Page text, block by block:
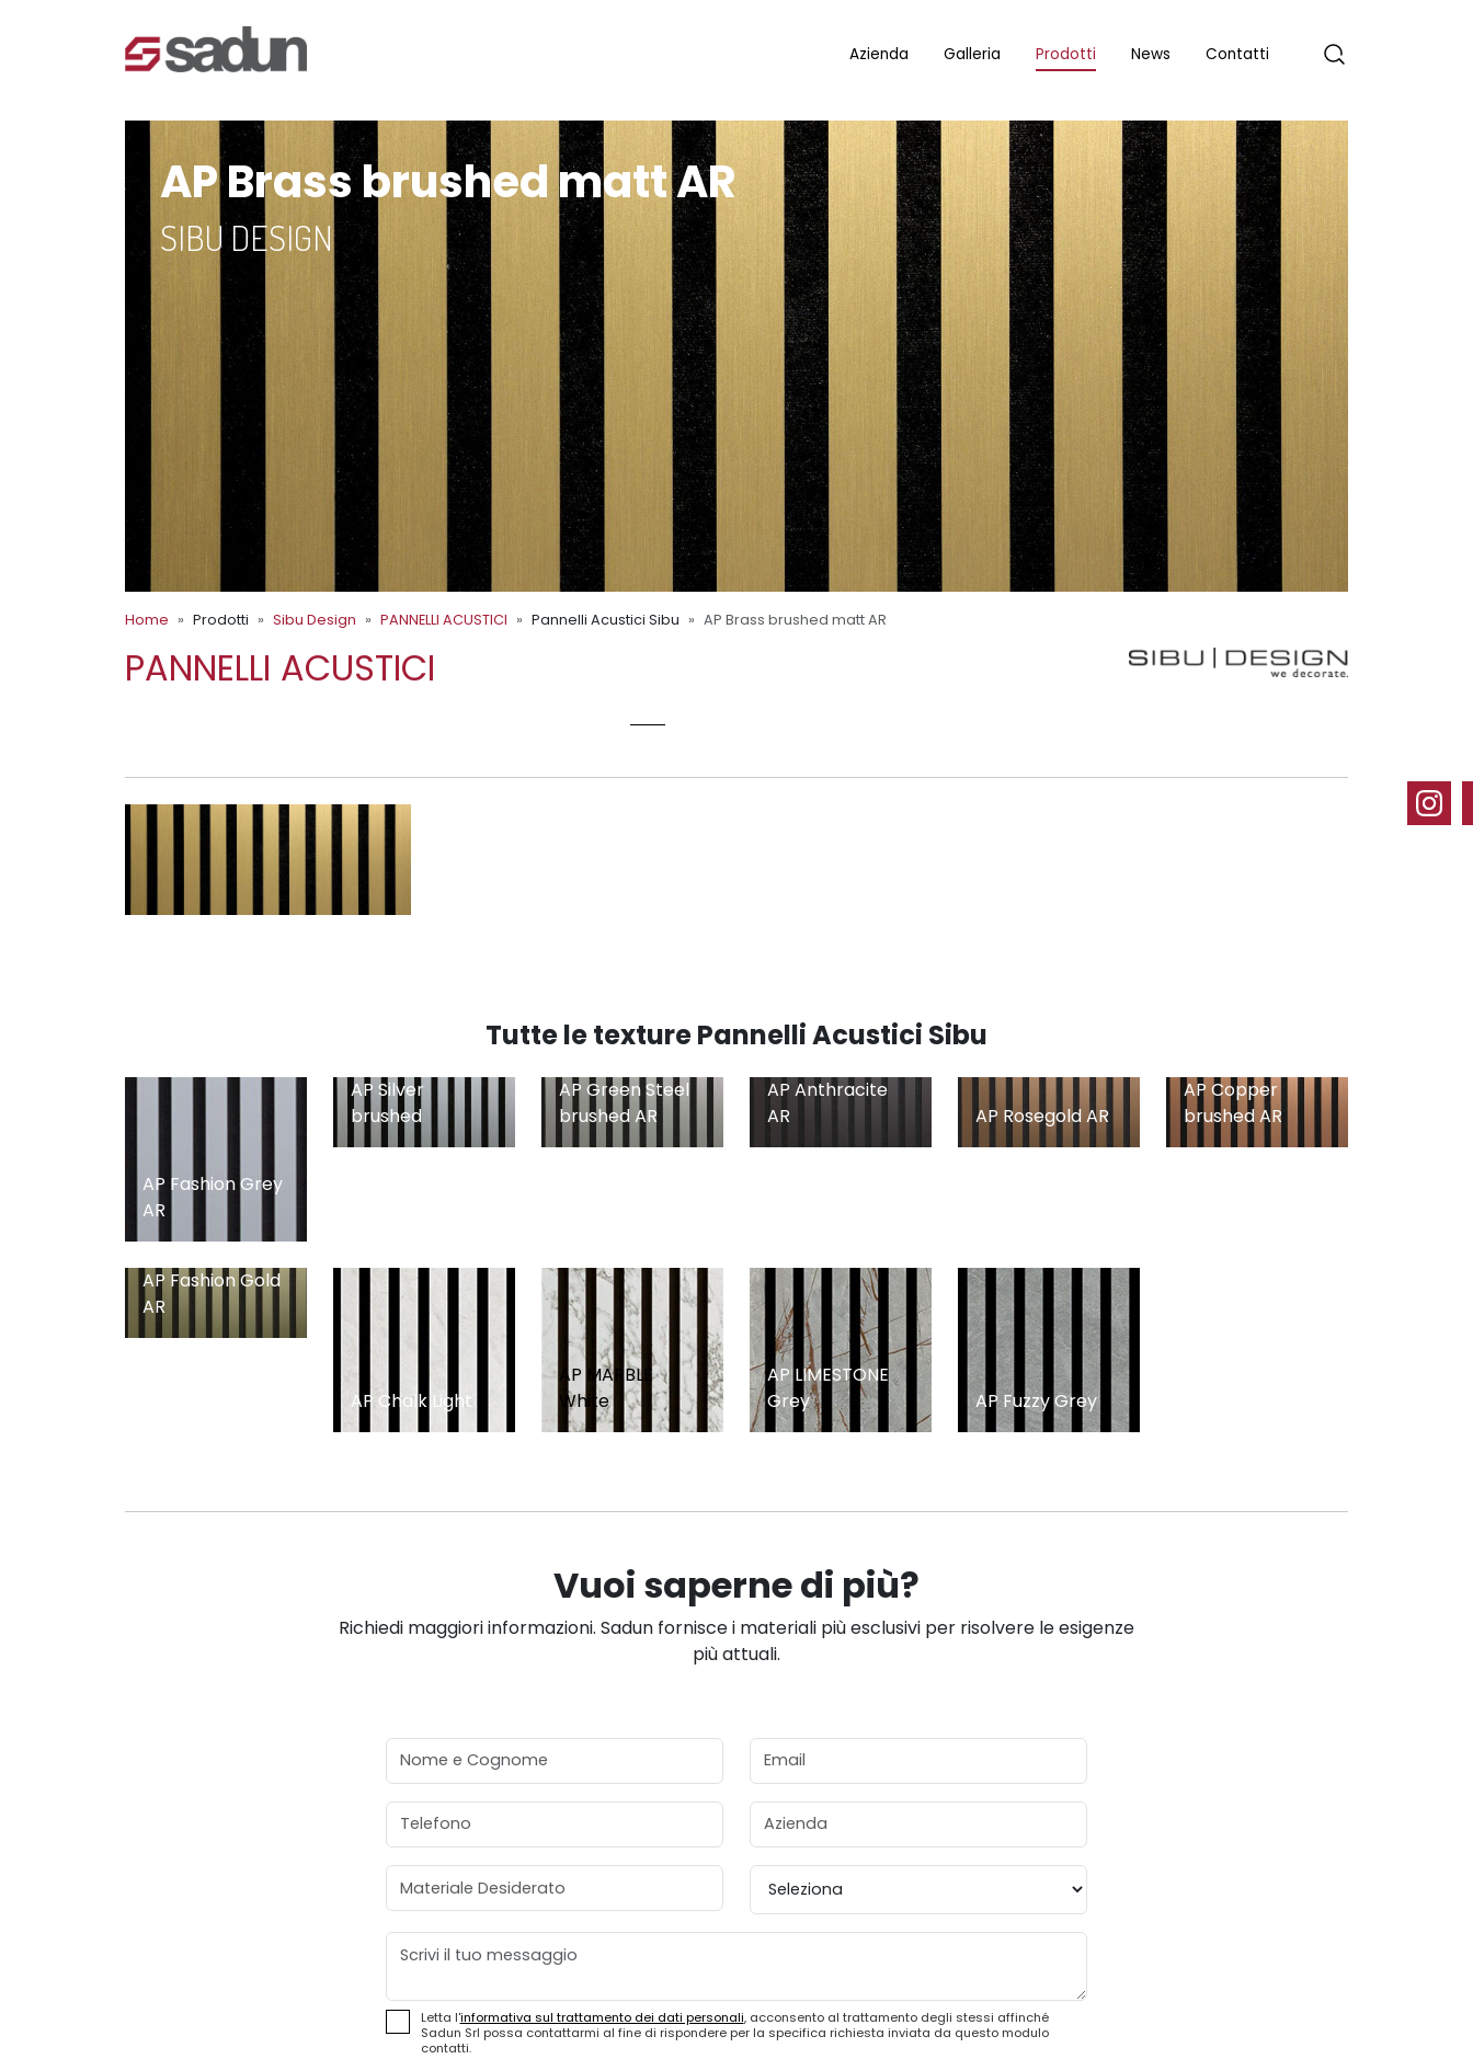
Azienda Galleria Prodotti News Contatti
AP Brass brushed matt AR
SIBU DESIGN
Home Prodotti Sibu Design PANNELLI ACUSTICI Pannelli Acustici Sibu AP Brass brushed matt AR
PANNELLI ACUSTICI
Tutte le texture Pannelli Acustici Sibu
AP Fashion Grey
AR
AP Silver
brushed
AP Green Steel
brushed AR
AP Anthracite
AR
AP Rosegold AR
AP Copper
brushed AR
AP Fashion Gold
AR
AP Chalk Light
AP MARBLE
White
AP LIMESTONE
Grey
AP Fuzzy Grey
Vuoi saperne di più?
Richiedi maggiori informazioni. Sadun fornisce i materiali più esclusivi per risolvere le esigenze
più attuali.
Nome e Cognome Email
Telefono Azienda
Materiale Desiderato Provincia
Messaggio
Letta l'informativa sul trattamento dei dati personali, acconsento al trattamento degli stessi affinché
Sadun Srl possa contattarmi al fine di rispondere per la specifica richiesta inviata da questo modulo
contatti.